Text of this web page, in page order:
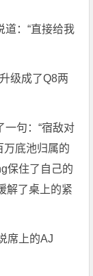
道：“直接给我
级成了Q8两
一句：“宿敌对
万底池归属的
保住了自己的
解了桌上的紧
席上的AJ